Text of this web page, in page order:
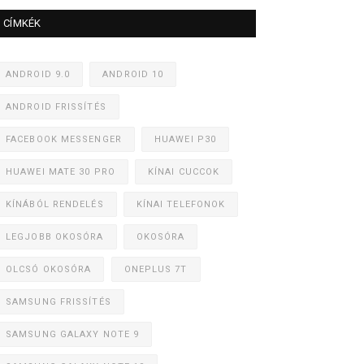
CÍMKÉK
ANDROID 9.0 ANDROID 10
ANDROID FRISSÍTÉS
FACEBOOK MESSENGER HUAWEI P30
HUAWEI MATE 30 PRO KÍNAI CUCCOK
KÍNÁBÓL RENDELÉS KÍNAI TELEFONOK
LEGJOBB OKOSÓRA OKOSÓRA
OLCSÓ OKOSÓRA ONEPLUS 7T
SAMSUNG FRISSÍTÉS
SAMSUNG GALAXY NOTE 9